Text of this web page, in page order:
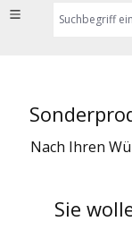
Suchbegriff
Nach Ihren
Sie